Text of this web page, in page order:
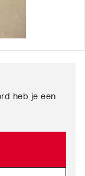
heb je een